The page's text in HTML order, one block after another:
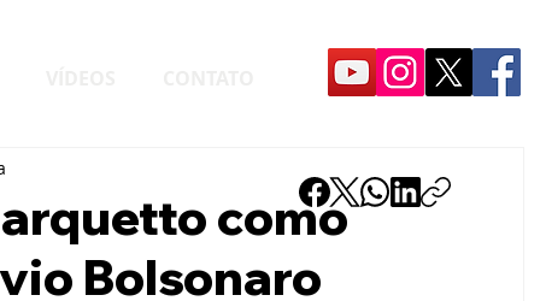
como
Bolsonaro